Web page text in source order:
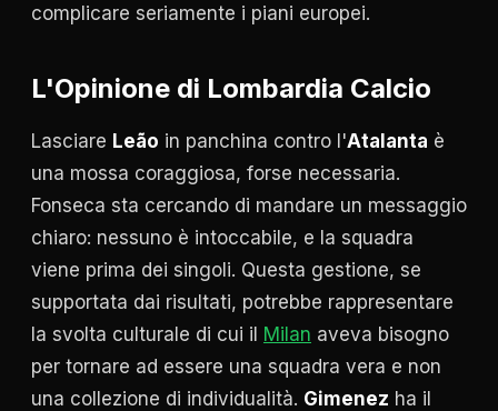
complicare seriamente i piani europei.
L'Opinione di Lombardia Calcio
Lasciare Leão in panchina contro l'Atalanta è
una mossa coraggiosa, forse necessaria.
Fonseca sta cercando di mandare un messaggio
chiaro: nessuno è intoccabile, e la squadra
viene prima dei singoli. Questa gestione, se
supportata dai risultati, potrebbe rappresentare
la svolta culturale di cui il Milan aveva bisogno
per tornare ad essere una squadra vera e non
una collezione di individualità. Gimenez ha il